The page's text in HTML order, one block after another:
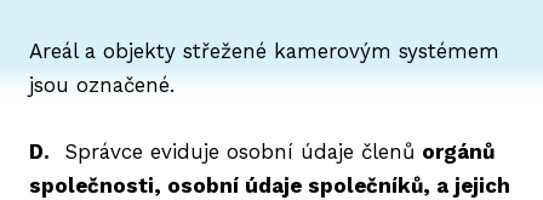
Areál a objekty střežené kamerovým systémem
jsou označené.
D. Správce eviduje osobní údaje členů orgánů
společnosti, osobní údaje společníků, a jejich